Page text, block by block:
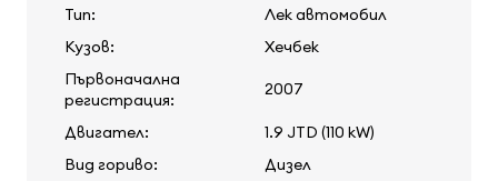
Тип:
Лек автомобил
Кузов:
Хечбек
Първоначална
регистрация:
2007
Двигател:
1.9 JTD (110 kW)
Вид гориво:
Дизел